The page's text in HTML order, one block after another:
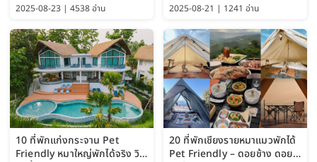
2025-08-23 | 4538 อ่าน
Guide 2025)
2025-08-21 | 1241 อ่าน
10 ที่พักแก่งกระจาน Pet
Friendly หมาใหญ่พักได้จริง วิว
20 ที่พักเชียงรายหมาแมวพักได้
Pet Friendly – ดอยช้าง ดอย